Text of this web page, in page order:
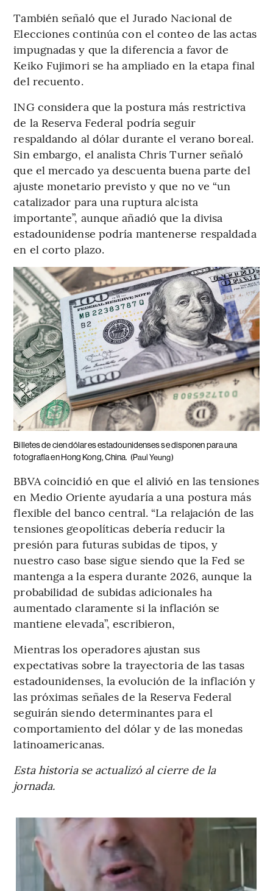
También señaló que el Jurado Nacional de
Elecciones continúa con el conteo de las actas
impugnadas y que la diferencia a favor de
Keiko Fujimori se ha ampliado en la etapa final
del recuento.
ING considera que la postura más restrictiva
de la Reserva Federal podría seguir
respaldando al dólar durante el verano boreal.
Sin embargo, el analista Chris Turner señaló
que el mercado ya descuenta buena parte del
ajuste monetario previsto y que no ve “un
catalizador para una ruptura alcista
importante”, aunque añadió que la divisa
estadounidense podría mantenerse respaldada
en el corto plazo.
Billetes de cien dólares estadounidenses se disponen para una
fotografía en Hong Kong, China. (Paul Yeung)
BBVA coincidió en que el alivió en las tensiones
en Medio Oriente ayudaría a una postura más
flexible del banco central. “La relajación de las
tensiones geopolíticas debería reducir la
presión para futuras subidas de tipos, y
nuestro caso base sigue siendo que la Fed se
mantenga a la espera durante 2026, aunque la
probabilidad de subidas adicionales ha
aumentado claramente si la inflación se
mantiene elevada”, escribieron,
Mientras los operadores ajustan sus
expectativas sobre la trayectoria de las tasas
estadounidenses, la evolución de la inflación y
las próximas señales de la Reserva Federal
seguirán siendo determinantes para el
comportamiento del dólar y de las monedas
latinoamericanas.
Esta historia se actualizó al cierre de la
jornada.